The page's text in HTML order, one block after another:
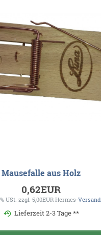
Mausefalle aus Holz
0,62EUR
USt. zzgl. 5,00EUR Hermes-Versand
Lieferzeit 2-3 Tage **